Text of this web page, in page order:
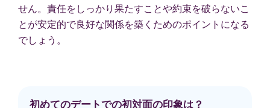
せん。責任をしっかり果たすことや約束を破らないこ
とが安定的で良好な関係を築くためのポイントになる
でしょう。
初めてのデートでの初対面の印象は？